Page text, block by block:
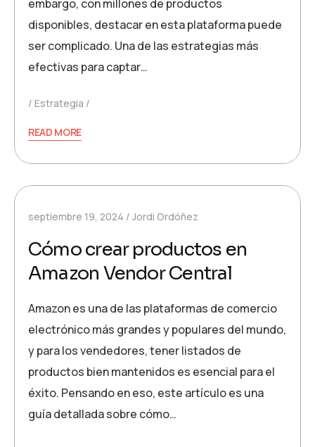
embargo, con millones de productos
disponibles, destacar en esta plataforma puede
ser complicado. Una de las estrategias más
efectivas para captar…
Estrategia
READ MORE
septiembre 19, 2024 Jordi Ordóñez
Cómo crear productos en
Amazon Vendor Central
Amazon es una de las plataformas de comercio
electrónico más grandes y populares del mundo,
y para los vendedores, tener listados de
productos bien mantenidos es esencial para el
éxito. Pensando en eso, este artículo es una
guía detallada sobre cómo…